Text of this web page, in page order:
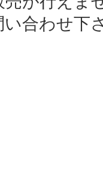
合わせ下